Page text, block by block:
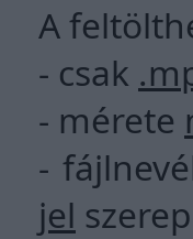
A
- csak
- mérete
-
jel